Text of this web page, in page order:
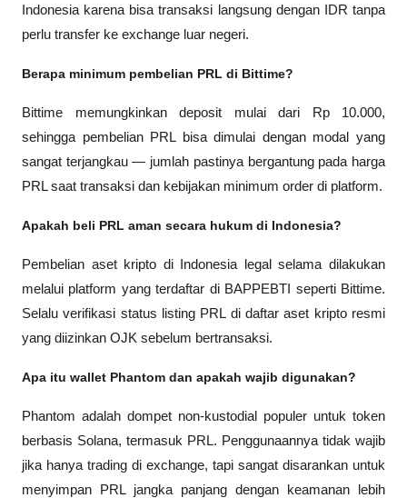
Indonesia karena bisa transaksi langsung dengan IDR tanpa
perlu transfer ke exchange luar negeri.
Berapa minimum pembelian PRL di Bittime?
Bittime memungkinkan deposit mulai dari Rp 10.000,
sehingga pembelian PRL bisa dimulai dengan modal yang
sangat terjangkau — jumlah pastinya bergantung pada harga
PRL saat transaksi dan kebijakan minimum order di platform.
Apakah beli PRL aman secara hukum di Indonesia?
Pembelian aset kripto di Indonesia legal selama dilakukan
melalui platform yang terdaftar di BAPPEBTI seperti Bittime.
Selalu verifikasi status listing PRL di daftar aset kripto resmi
yang diizinkan OJK sebelum bertransaksi.
Apa itu wallet Phantom dan apakah wajib digunakan?
Phantom adalah dompet non-kustodial populer untuk token
berbasis Solana, termasuk PRL. Penggunaannya tidak wajib
jika hanya trading di exchange, tapi sangat disarankan untuk
menyimpan PRL jangka panjang dengan keamanan lebih